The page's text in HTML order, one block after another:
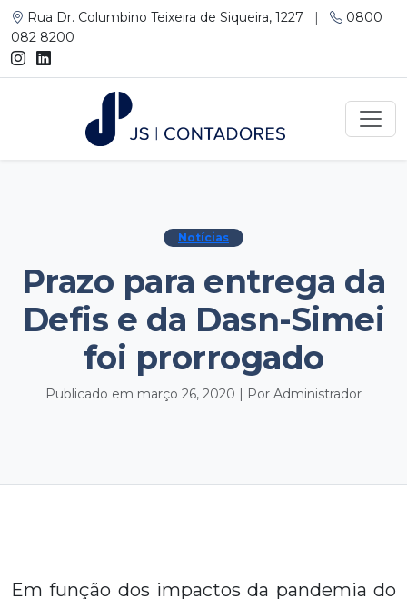
Rua Dr. Columbino Teixeira de Siqueira, 1227 |
0800
082 8200
Notícias
Prazo para entrega da
Defis e da Dasn-Simei
foi prorrogado
Publicado em março 26, 2020 | Por Administrador
Em função dos impactos da pandemia do